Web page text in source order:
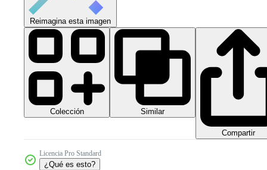
Reimagina esta imagen
Colección Similar
Compartir
Licencia Pro Standard
¿Qué es esto?